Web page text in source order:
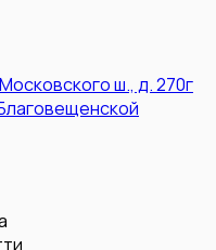
ш., д. 270г